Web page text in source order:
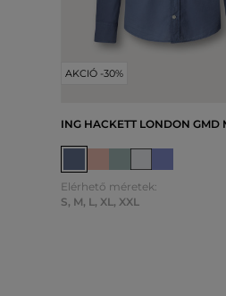
AKCIÓ -30%
ING HACKETT LONDON GMD
Elérhető méretek:
S, M, L, XL, XXL